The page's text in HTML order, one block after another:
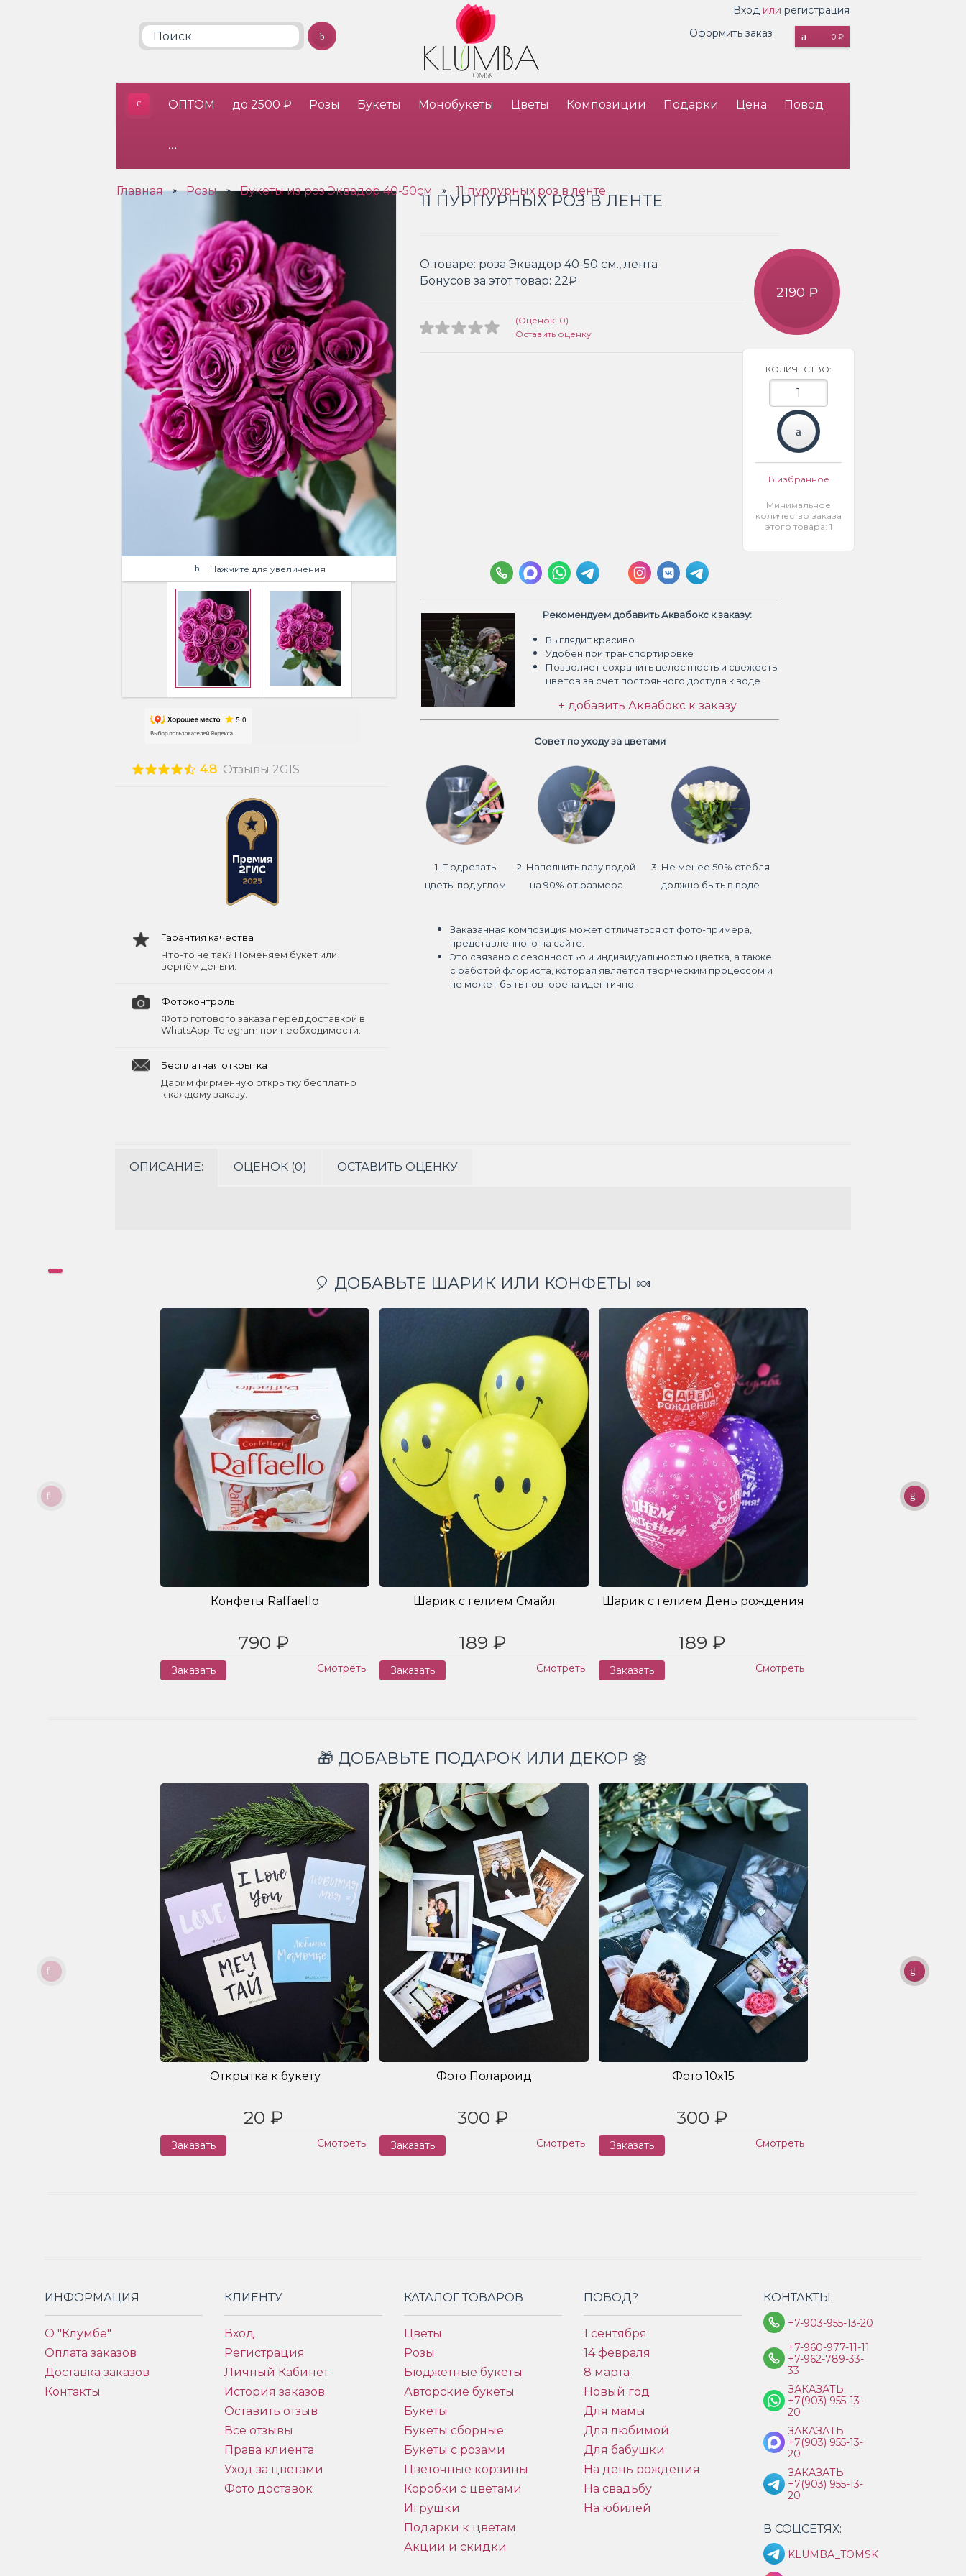
Вход или регистрация
0 ₽
Оформить заказ
ОПТОМ до 2500 ₽ Розы Букеты Монобукеты Цветы Композиции Подарки Цена Повод
•••
Главная » Розы » Букеты из роз Эквадор 40-50см » 11 пурпурных роз в ленте
Нажмите для увеличения
4.8 Отзывы 2GIS
Гарантия качества
Что-то не так? Поменяем букет или
вернём деньги.
Фотоконтроль
Фото готового заказа перед доставкой в
WhatsApp, Telegram при необходимости.
Бесплатная открытка
Дарим фирменную открытку бесплатно
к каждому заказу.
11 ПУРПУРНЫХ РОЗ В ЛЕНТЕ
О товаре: роза Эквадор 40-50 см., лента
Бонусов за этот товар: 22₽
(Оценок: 0)
Оставить оценку
2190 ₽
КОЛИЧЕСТВО:
В избранное
Минимальное
количество заказа
этого товара: 1
Рекомендуем добавить Аквабокс к заказу:
Выглядит красиво
Удобен при транспортировке
Позволяет сохранить целостность и свежесть
цветов за счет постоянного доступа к воде
+ добавить Аквабокс к заказу
Совет по уходу за цветами
1. Подрезать
цветы под углом
2. Наполнить вазу водой
на 90% от размера
3. Не менее 50% стебля
должно быть в воде
Заказанная композиция может отличаться от фото-примера,
представленного на сайте.
Это связано с сезонностью и индивидуальностью цветка, а также
с работой флориста, которая является творческим процессом и
не может быть повторена идентично.
ОПИСАНИЕ: ОЦЕНОК (0) ОСТАВИТЬ ОЦЕНКУ
🎈 ДОБАВЬТЕ ШАРИК ИЛИ КОНФЕТЫ 🍬
Конфеты Raffaello
790 ₽
Заказать Смотреть
Шарик с гелием Смайл
189 ₽
Заказать Смотреть
Шарик с гелием День рождения
189 ₽
Заказать Смотреть
🎁 ДОБАВЬТЕ ПОДАРОК ИЛИ ДЕКОР 🌼
Открытка к букету
20 ₽
Заказать Смотреть
Фото Полароид
300 ₽
Заказать Смотреть
Фото 10x15
300 ₽
Заказать Смотреть
ИНФОРМАЦИЯ
О "Клумбе"
Оплата заказов
Доставка заказов
Контакты
КЛИЕНТУ
Вход
Регистрация
Личный Кабинет
История заказов
Оставить отзыв
Все отзывы
Права клиента
Уход за цветами
Фото доставок
КАТАЛОГ ТОВАРОВ
Цветы
Розы
Бюджетные букеты
Авторские букеты
Букеты
Букеты сборные
Букеты с розами
Цветочные корзины
Коробки с цветами
Игрушки
Подарки к цветам
Акции и скидки
ПОВОД?
1 сентября
14 февраля
8 марта
Новый год
Для мамы
Для любимой
Для бабушки
На день рождения
На свадьбу
На юбилей
КОНТАКТЫ:
+7-903-955-13-20
+7-960-977-11-11
+7-962-789-33-
33
ЗАКАЗАТЬ:
+7(903) 955-13-
20
ЗАКАЗАТЬ:
+7(903) 955-13-
20
ЗАКАЗАТЬ:
+7(903) 955-13-
20
В СОЦСЕТЯХ:
KLUMBA_TOMSK